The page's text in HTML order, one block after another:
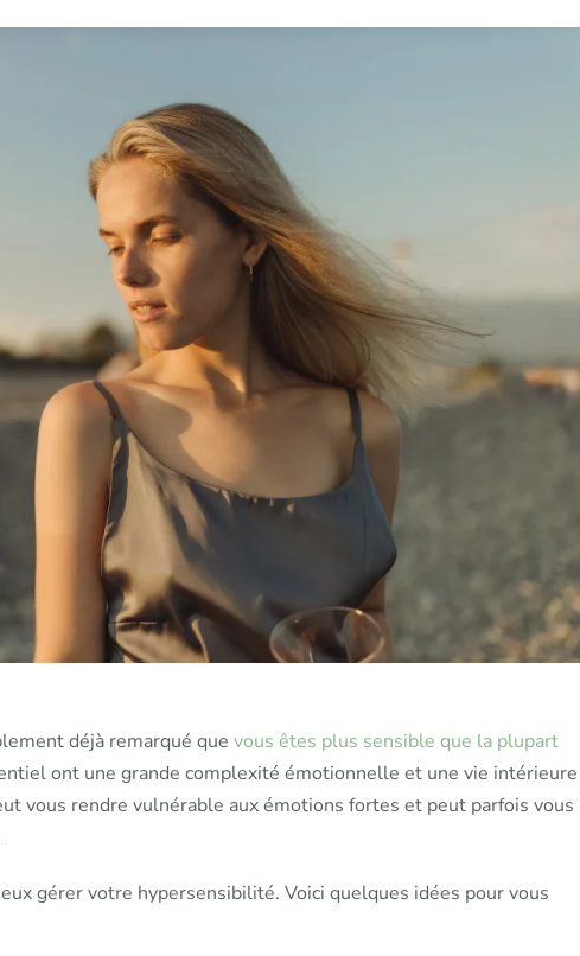
déjà remarqué que vous êtes plus sensible que la plupart
ont une grande complexité émotionnelle et une vie intérieure
vous rendre vulnérable aux émotions fortes et peut parfois vous
gérer votre hypersensibilité. Voici quelques idées pour vous